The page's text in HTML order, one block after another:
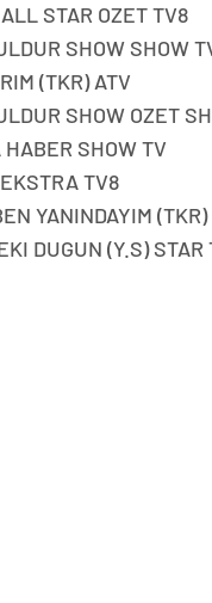
STAR OZET TV8
SHOW SHOW
(TKR) ATV
SHOW OZET
SHOW TV
TV8
YANINDAYIM
DUGUN (Y.S) STAR